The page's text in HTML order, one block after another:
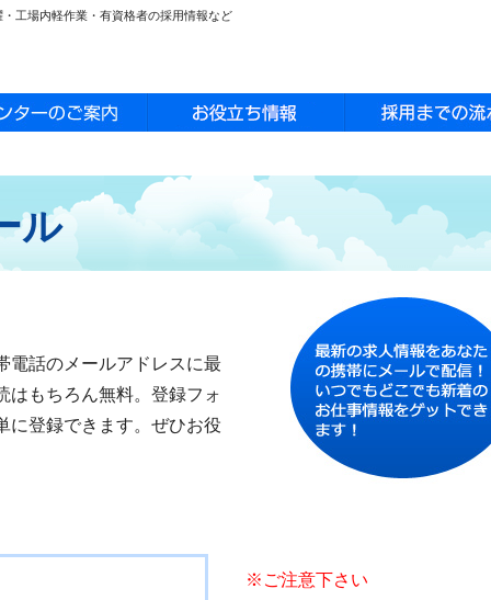
工場内軽作業・有資格者の採用情報など
ル
電話のメールアドレスに最
はもちろん無料。登録フォ
に登録できます。ぜひお役
※ご注意下さい